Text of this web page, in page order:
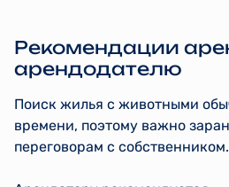
Рекомендации
арендодателю
Поиск жилья с животными
времени, поэтому важно
переговорам с собственником.